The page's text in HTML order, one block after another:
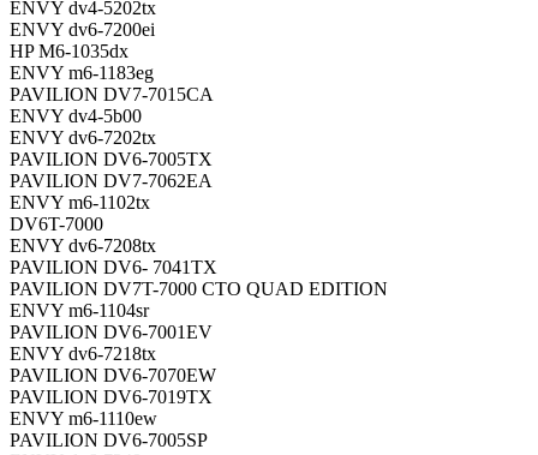
ENVY dv4-5202tx
ENVY dv6-7200ei
HP M6-1035dx
ENVY m6-1183eg
PAVILION DV7-7015CA
ENVY dv4-5b00
ENVY dv6-7202tx
PAVILION DV6-7005TX
PAVILION DV7-7062EA
ENVY m6-1102tx
DV6T-7000
ENVY dv6-7208tx
PAVILION DV6- 7041TX
PAVILION DV7T-7000 CTO QUAD EDITION
ENVY m6-1104sr
PAVILION DV6-7001EV
ENVY dv6-7218tx
PAVILION DV6-7070EW
PAVILION DV6-7019TX
ENVY m6-1110ew
PAVILION DV6-7005SP